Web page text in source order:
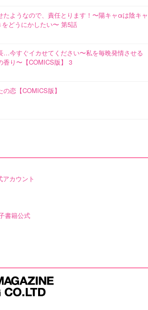
たようなので、責任とります！〜陽キャαは陰キャ
どうにかしたい〜 第5話
…今すぐイカせてください〜私を毎晩発情させる
香り〜【COMICS版】 3
の恋【COMICS版】
アカウント
書籍公式